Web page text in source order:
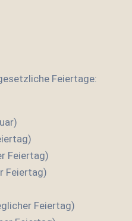
Feiertage:
Feiertag)
Feiertag)
Feiertag)